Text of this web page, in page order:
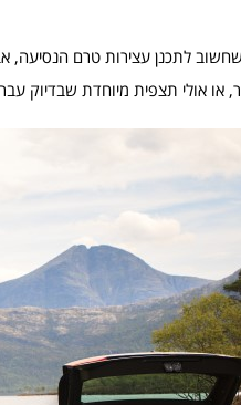
לתכנן עצירות טרם הנסיעה,
או אולי תצפית מיוחדת שבדיוק